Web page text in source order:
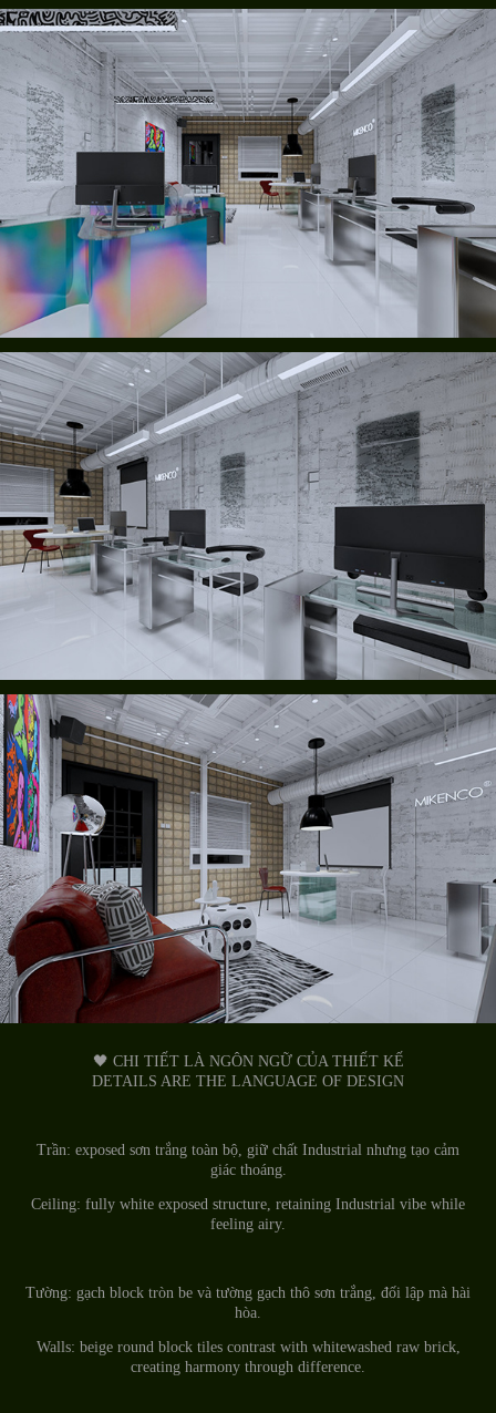
🖤 CHI TIẾT LÀ NGÔN NGỮ CỦA THIẾT KẾ
DETAILS ARE THE LANGUAGE OF DESIGN
Trần: exposed sơn trắng toàn bộ, giữ chất Industrial nhưng tạo cảm
giác thoáng.
Ceiling: fully white exposed structure, retaining Industrial vibe while
feeling airy.
Tường: gạch block tròn be và tường gạch thô sơn trắng, đối lập mà hài
hòa.
Walls: beige round block tiles contrast with whitewashed raw brick,
creating harmony through difference.